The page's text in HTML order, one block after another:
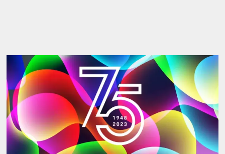
Spektakuläre Jubiläumsshow auf dem S-Zuffenhäuser
PORSCHEPLATZ.
Hinweis zum Bildurheberrecht und dem Recht am
Inhalt der eigenen Webseiten des PORSCHE-
Konzerns (PK):